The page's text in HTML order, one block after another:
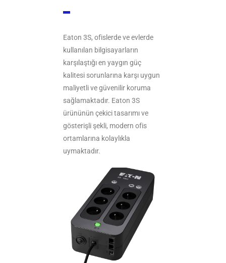
Eaton 3S, ofislerde ve evlerde
kullanılan bilgisayarların
karşılaştığı en yaygın güç
kalitesi sorunlarına karşı uygun
maliyetli ve güvenilir koruma
sağlamaktadır. Eaton 3S
ürününün çekici tasarımı ve
gösterişli şekli, modern ofis
ortamlarına kolaylıkla
uymaktadır.